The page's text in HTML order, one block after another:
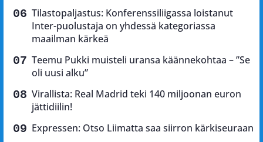
Tilastopaljastus: Konferenssiliigassa loistanut
Inter-puolustaja on yhdessä kategoriassa
maailman kärkeä
Teemu Pukki muisteli uransa käännekohtaa – ”Se
oli uusi alku”
Virallista: Real Madrid teki 140 miljoonan euron
jättidiilin!
Expressen: Otso Liimatta saa siirron kärkiseuraan